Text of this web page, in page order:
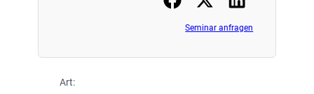
Seminar anfragen
Art: